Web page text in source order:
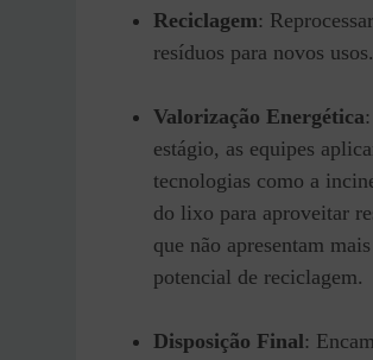
Reciclagem: Reprocessar
resíduos para novos usos.
Valorização Energética
estágio, as equipes
tecnologias como a
do lixo para aproveitar
que não apresentam mais
potencial de reciclagem.
Disposição Final: